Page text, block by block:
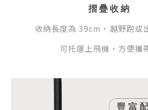
摺疊收納
收納長度為 39cm，越野跑或
可托運上飛機，方便攜